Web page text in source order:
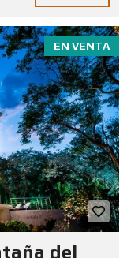
EN VENTA
del